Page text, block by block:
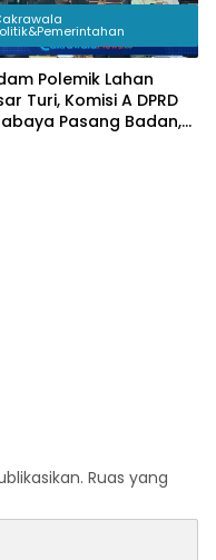
Polemik Lahan
Turi, Komisi A DPRD
Pasang Badan,
Ruas yang